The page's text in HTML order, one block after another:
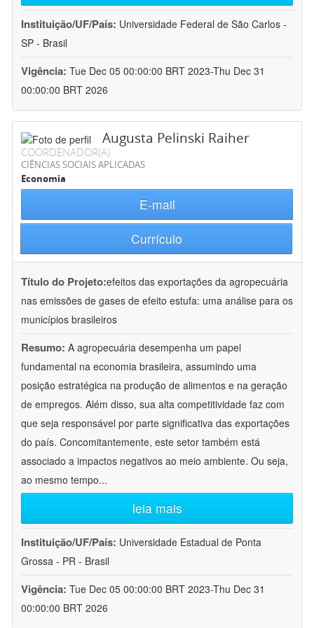
Instituição/UF/País: Universidade Federal de São Carlos -
SP - Brasil
Vigência: Tue Dec 05 00:00:00 BRT 2023-Thu Dec 31
00:00:00 BRT 2026
Augusta Pelinski Raiher
COORDENADOR(A)
CIÊNCIAS SOCIAIS APLICADAS
Economia
E-mail
Currículo
Título do Projeto:efeitos das exportações da agropecuária
nas emissões de gases de efeito estufa: uma análise para os
municípios brasileiros
Resumo: A agropecuária desempenha um papel
fundamental na economia brasileira, assumindo uma
posição estratégica na produção de alimentos e na geração
de empregos. Além disso, sua alta competitividade faz com
que seja responsável por parte significativa das exportações
do país. Concomitantemente, este setor também está
associado a impactos negativos ao meio ambiente. Ou seja,
ao mesmo tempo...
leia mais
Instituição/UF/País: Universidade Estadual de Ponta
Grossa - PR - Brasil
Vigência: Tue Dec 05 00:00:00 BRT 2023-Thu Dec 31
00:00:00 BRT 2026